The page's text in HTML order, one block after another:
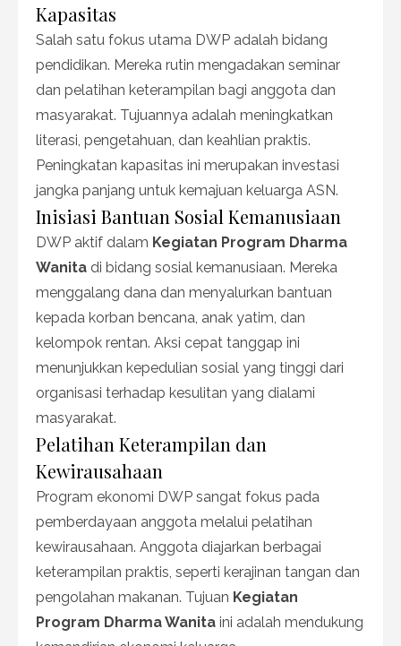
Kapasitas
Salah satu fokus utama DWP adalah bidang
pendidikan. Mereka rutin mengadakan seminar
dan pelatihan keterampilan bagi anggota dan
masyarakat. Tujuannya adalah meningkatkan
literasi, pengetahuan, dan keahlian praktis.
Peningkatan kapasitas ini merupakan investasi
jangka panjang untuk kemajuan keluarga ASN.
Inisiasi Bantuan Sosial Kemanusiaan
DWP aktif dalam Kegiatan Program Dharma
Wanita di bidang sosial kemanusiaan. Mereka
menggalang dana dan menyalurkan bantuan
kepada korban bencana, anak yatim, dan
kelompok rentan. Aksi cepat tanggap ini
menunjukkan kepedulian sosial yang tinggi dari
organisasi terhadap kesulitan yang dialami
masyarakat.
Pelatihan Keterampilan dan
Kewirausahaan
Program ekonomi DWP sangat fokus pada
pemberdayaan anggota melalui pelatihan
kewirausahaan. Anggota diajarkan berbagai
keterampilan praktis, seperti kerajinan tangan dan
pengolahan makanan. Tujuan Kegiatan
Program Dharma Wanita ini adalah mendukung